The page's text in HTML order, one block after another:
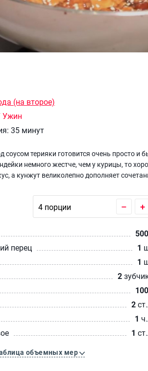
(на второе)
Ужин
35 минут
терияки готовится очень просто и
немного жестче, чем у курицы, то
а кунжут великолепно дополняет
– +
500
перец
1
1
2
100
2
1
1
объемных мер